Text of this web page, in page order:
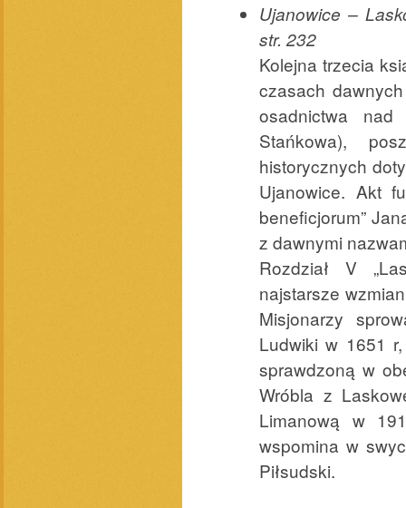
Ujanowice –
str. 232
Kolejna trzecia
czasach
osadnictwa nad
Stańkowa),
historycznych
Ujanowice. Akt
beneficjorum”
z dawnymi
Rozdział V
najstarsze
Misjonarzy
Ludwiki w 1651
sprawdzoną w
Wróbla z
Limanową w
wspomina w
Piłsudski.